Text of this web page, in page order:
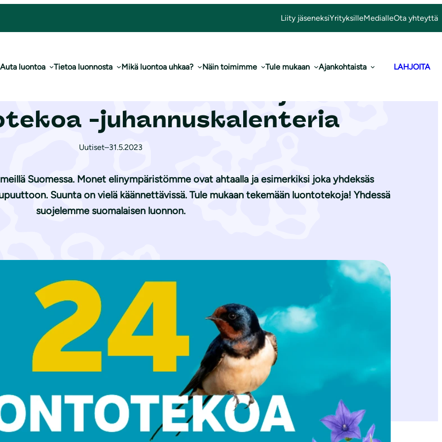
Liity jäseneksiYrityksilleMedialleOta yhteyttä
Auta luontoa Tietoa luonnosta Mikä luontoa uhkaa? Näin toimimme Tule mukaan Ajankohtaista LAHJOITA
24 Luontotekoa -ju­han­nus­ka­len­te­ria
-ju­han­nus­ka­len­te­ria
Uutiset–31.5.2023
Suomessa. Monet elinympäristömme ovat ahtaalla ja esimerkiksi joka yhdeksäs
Suunta on vielä käännettävissä. Tule mukaan tekemään luontotekoja! Yhdessä
suojelemme suomalaisen luonnon.